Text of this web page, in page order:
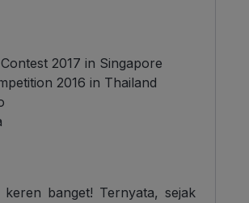
2017 in Singapore
2016 in Thailand
banget! Ternyata, sejak